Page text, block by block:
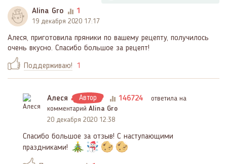
Alina Gro
1
19 декабря 2020 17:17
Алеся, приготовила пряники по вашему рецепту, получилось
очень вкусно. Спасибо большое за рецепт!
Поддерживаю! 1
Алеся Автор 146724
ответила на
комментарий Alina Gro
20 декабря 2020 12:38
Спасибо большое за отзыв! С наступающими
праздниками!